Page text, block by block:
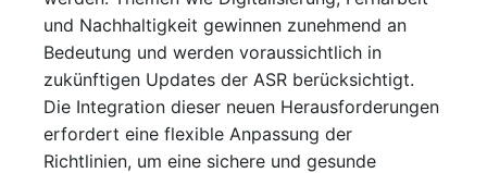
und Nachhaltigkeit gewinnen zunehmend an
Bedeutung und werden voraussichtlich in
zukünftigen Updates der ASR berücksichtigt.
Die Integration dieser neuen Herausforderungen
erfordert eine flexible Anpassung der
Richtlinien, um eine sichere und gesunde